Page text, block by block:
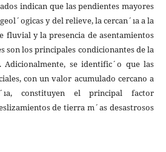
indican que las pendientes mayores
y del relieve, la cercan´ıa a la
fluvial y la presencia de asentamientos
son los principales condicionantes de la
Adicionalmente, se identific´o que las
con un valor acumulado cercano a
constituyen el principal factor
de tierra m´as desastrosos